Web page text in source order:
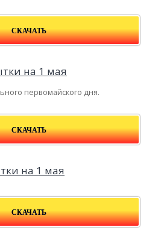
СКАЧАТЬ
первомайского дня.
СКАЧАТЬ
СКАЧАТЬ